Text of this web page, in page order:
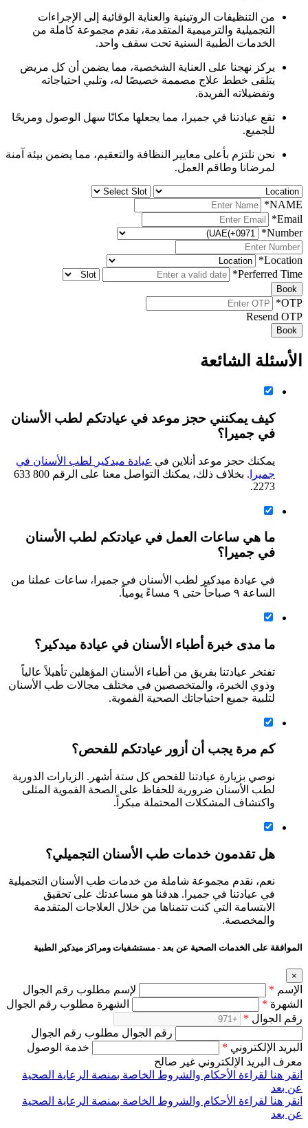
من التنظيفات الروتينية والعناية الوقائية إلى الإجراءات
التجميلية والترميمية المتقدمة، نقدم مجموعة كاملة من
الخدمات الطبية السنية تحت سقف واحد.
يركز نهجنا على العناية الشخصية، مما يضمن أن كل مريض
يتلقى خطط علاج مصممة خصيصًا له، وتلبي احتياجاته
وتفضيلاته الفريدة.
تقع عيادتنا في جميرا، مما يجعلها مكانًا سهل الوصول ومريحًا
للجميع.
نحن نلتزم بأعلى معايير النظافة والتعقيم، مما يضمن بيئة آمنة
لمرضانا وطاقم العمل.
NAME
*
Email
*
Number
*
Location
*
Perferred Time
*
Book
OTP
*
Resend OTP
Book
الأسئلة الشائعة
كيف يمكنني حجز موعد في عيادتكم لطب الأسنان
في جميرا؟
يمكنك حجز موعد أنلاين في عيادة ميدكير لطب الأسنان في
جميرا
. بخلاف ذلك، يمكنك التواصل معنا على الرقم 800 633
2273.
ما هي ساعات العمل في عيادتكم لطب الأسنان
في جميرا؟
في عيادة ميدكير لطب الأسنان في جميرا، ساعات عملنا من
الساعة ٩ صباحاً حتى ٩ مساءً يومياً.
ما مدى خبرة أطباء الأسنان في عيادة ميدكير؟
تفتخر عيادتنا بفريق من أطباء الأسنان المؤهلين تأهيلاً عالياً
وذوي الخبرة، والمتخصصين في مختلف مجالات طب الأسنان
لتلبية جميع احتياجاتك الصحية الفموية.
كم مرة يجب أن أزور عيادتكم للفحص؟
نوصي بزيارة عيادتنا للفحص كل ستة أشهر. الزيارات الدورية
لطب الأسنان ضرورية للحفاظ على الصحة الفموية المثلى
واكتشاف المشكلات المحتملة مبكراً.
هل تقدمون خدمات طب الأسنان التجميلي؟
نعم، نقدم مجموعة شاملة من خدمات طب الأسنان التجميلية
في عيادتنا في جميرا. هدفنا هو مساعدتك على تحقيق
الابتسامة التي كنت تتمناها من خلال العلاجات المتقدمة
والمخصصة.
الموافقة على الخدمات الصحية عن بعد - مستشفيات ومراكز ميدكير الطبية
×
الإسم *
لإسم مطلوب رقم الجوال
الشهرة *
الشهرة مطلوب رقم الجوال
رقم الجوال *
رقم الجوال مطلوب رقم الجوال
البريد الإلكتروني *
خدمة الوصول
معرف البريد الإلكتروني غير صالح
انقر هنا لقراءة الأحكام والشروط الخاصة بمنصة الرعاية الصحية
عن بعد
انقر هنا لقراءة الأحكام والشروط الخاصة بمنصة الرعاية الصحية
عن بعد